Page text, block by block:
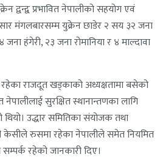
प्रभावित नेपालीको सहयोग एवं
मंगलबारसम्म युक्रेन छाडेर २ सय ३२ जना
हंगेरी, २३ जना रोमानिया र ४ माल्दावा
राजदूत खड्काको अध्यक्षतामा बसेको
सुरक्षित स्थानान्तणका लागि
उद्धार समितिका संयोजक तथा
केसीले रुसमा रहेका नेपालीले समेत नियमित
रहेको जानकारी दिए।